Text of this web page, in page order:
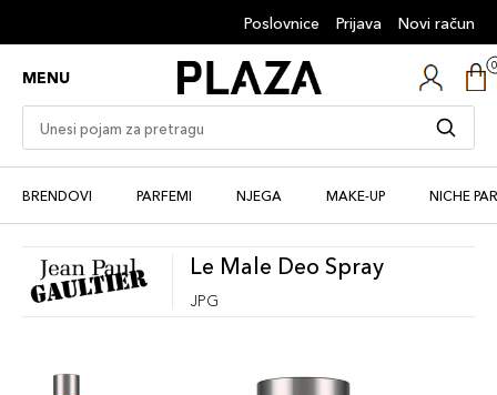
Poslovnice Prijava Novi račun
MENU
BRENDOVI PARFEMI NJEGA MAKE-UP NICHE
Le Male Deo Spray
JPG